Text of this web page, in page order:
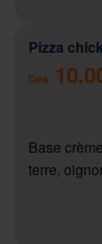
Pizza
Dès
Base
terre,